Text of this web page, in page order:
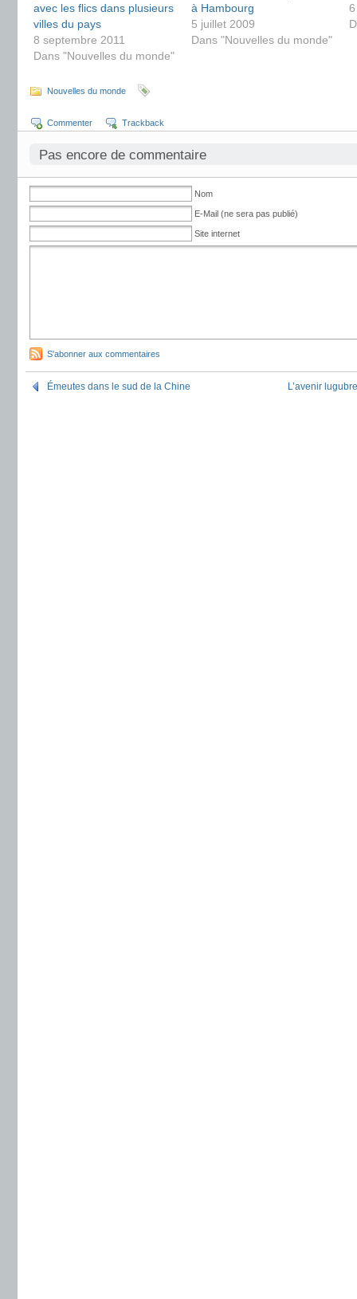
avec les flics dans plusieurs
villes du pays
8 septembre 2011
Dans "Nouvelles du monde"
à Hambourg
5 juillet 2009
Dans "Nouvelles du monde"
Nouvelles du monde
Commenter Trackback
Pas encore de commentaire
Nom
E-Mail (ne sera pas publié)
Site internet
S'abonner aux commentaires
Émeutes dans le sud de la Chine L’avenir